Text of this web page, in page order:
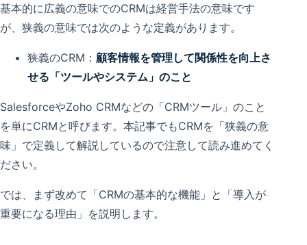
基本的に広義の意味でのCRMは経営手法の意味です
が、狭義の意味では次のような定義があります。
狭義のCRM： 顧客情報を管理して関係性を向上さ
せる「ツールやシステム」のこと
SalesforceやZoho CRMなどの「CRMツール」のこと
を単にCRMと呼びます。本記事でもCRMを「狭義の意
味」で定義して解説しているので注意して読み進めてく
ださい。
では、まず改めて「CRMの基本的な機能」と「導入が
重要になる理由」を説明します。